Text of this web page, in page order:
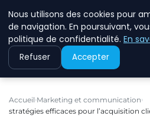
Accueil Marketing et communication
stratégies efficaces pour l’acquisition
Nous utilisons des cookies pour
de navigation. En poursuivant,
politique de confidentialité. En
Refuser Accepter